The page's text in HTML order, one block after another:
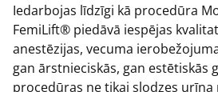
Iedarbojas līdzīgi kā procedūra
FemiLift® piedāvā iespējas
anestēzijas, vecuma
gan ārstnieciskās, gan estētiskās
procedūras ne tikai slodzes urīna